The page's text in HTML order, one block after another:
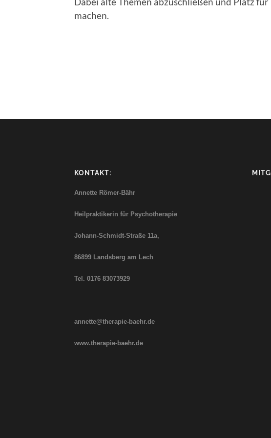
machen.
KONTAKT:
Annette Römer-Bähr
Heilpraktikerin für Psychotherapie
Johann-Schmidt-Straße 11a,
86899 Landsberg am Lech
Tel. 0176 83073929
annette@therapie-baehr.de
www.therapie-baehr.de